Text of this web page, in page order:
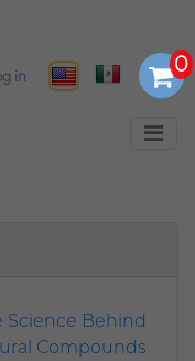
in
Science Behind
Compounds